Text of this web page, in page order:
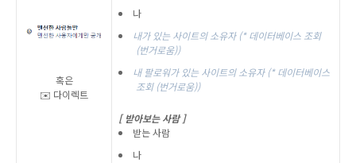
혹은
✉️ 다이렉트
나
내가 있는 사이트의 소유자 (* 데이터베이스 조회
(번거로움))
내 팔로워가 있는 사이트의 소유자 (* 데이터베이스
조회 (번거로움))
[ 받아보는 사람 ]
받는 사람
나